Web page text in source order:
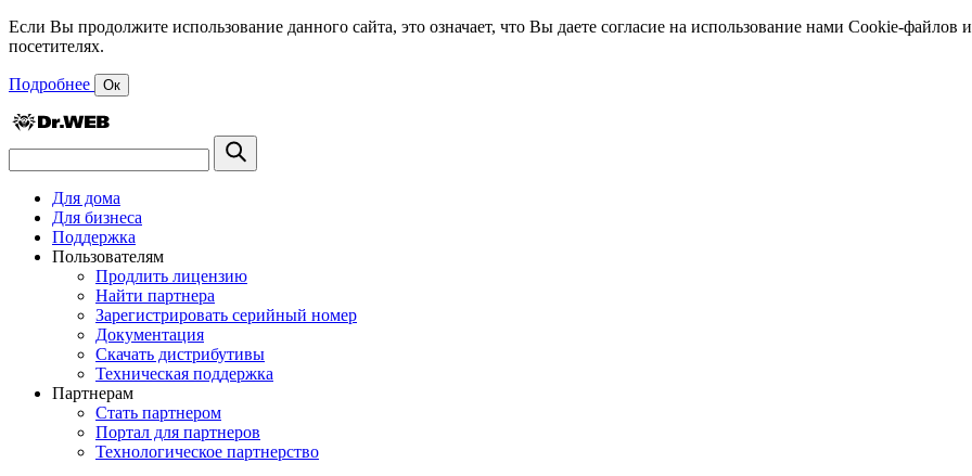
Если Вы продолжите использование данного сайта, это означает, что Вы даете согласие на использование нами Cookie-
посетителях.
Подробнее Ок
Для дома
Для бизнеса
Поддержка
Пользователям
Продлить лицензию
Найти партнера
Зарегистрировать серийный номер
Документация
Скачать дистрибутивы
Техническая поддержка
Партнерам
Стать партнером
Портал для партнеров
Технологическое партнерство